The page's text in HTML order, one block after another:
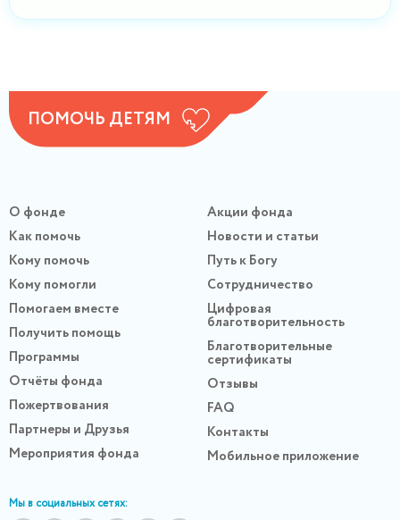
ПОМОЧЬ ДЕТЯМ
О фонде
Как помочь
Кому помочь
Кому помогли
Помогаем вместе
Получить помощь
Программы
Отчёты фонда
Пожертвования
Партнеры и Друзья
Мероприятия фонда
Акции фонда
Новости и статьи
Путь к Богу
Сотрудничество
Цифровая
благотворительность
Благотворительные
сертификаты
Отзывы
FAQ
Контакты
Мобильное приложение
Мы в социальных сетях: